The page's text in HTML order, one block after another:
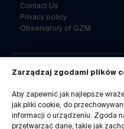
Zarządzaj zgodami plików
Aby zapewnić jak najlepsze
jak pliki cookie, do
informacji o urządzeniu. Zgoda
przetwarzać dane, takie jak
Contact Us
ul. Barbary 21a
40-053 Katowice
32 7180-741
Contact Us
Privacy policy
Observatory of GZM